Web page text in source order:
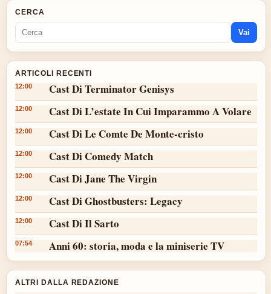
CERCA
Vai
ARTICOLI RECENTI
12:00 Cast Di Terminator Genisys
12:00 Cast Di L’estate In Cui Imparammo A Volare
12:00 Cast Di Le Comte De Monte-cristo
12:00 Cast Di Comedy Match
12:00 Cast Di Jane The Virgin
12:00 Cast Di Ghostbusters: Legacy
12:00 Cast Di Il Sarto
07:54 Anni 60: storia, moda e la miniserie TV
ALTRI DALLA REDAZIONE